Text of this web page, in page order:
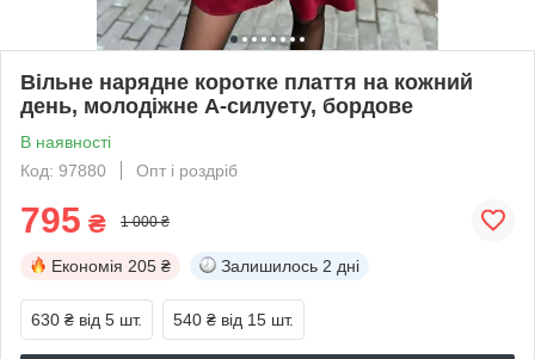
Вільне нарядне коротке плаття на кожний
день, молодіжне А-силуету, бордове
В наявності
Код: 97880
Опт і роздріб
795 ₴ 1 000 ₴
Економія 205 ₴ Залишилось 2 дні
630 ₴ від 5 шт. 540 ₴ від 15 шт.